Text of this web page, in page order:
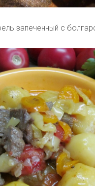
запеченный с